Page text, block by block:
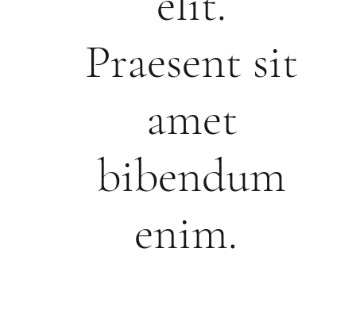
Praesent sit
amet
bibendum
enim.